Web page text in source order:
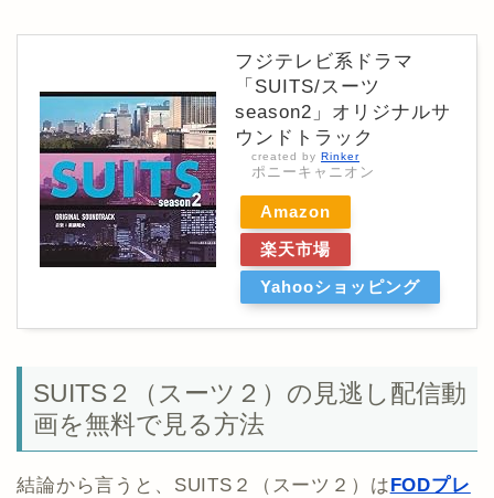
フジテレビ系ドラマ
「SUITS/スーツ
season2」オリジナルサ
ウンドトラック
created by Rinker
ポニーキャニオン
Amazon
楽天市場
Yahooショッピング
SUITS２（スーツ２）の見逃し配信動
画を無料で見る方法
結論から言うと、SUITS２（スーツ２）はFODプレ